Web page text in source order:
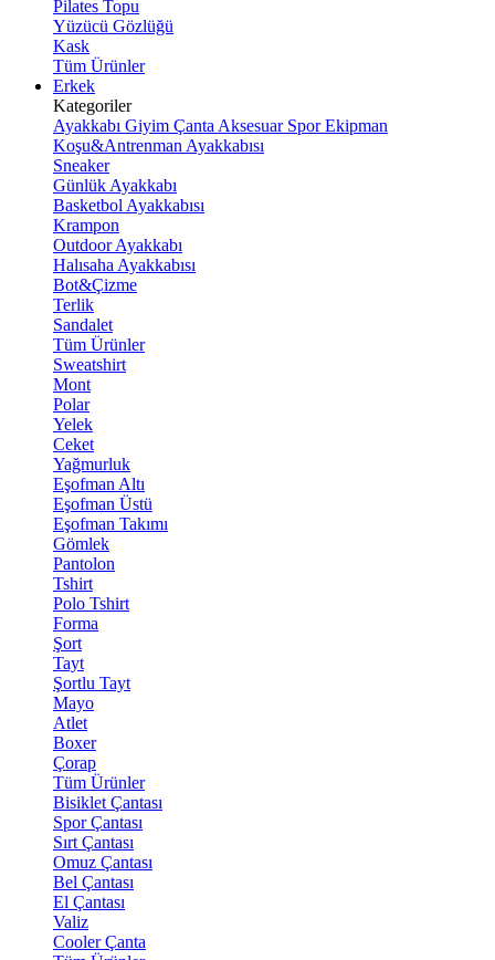
Pilates Topu
Yüzücü Gözlüğü
Kask
Tüm Ürünler
Erkek
Kategoriler
Ayakkabı Giyim Çanta Aksesuar Spor Ekipman
Koşu&Antrenman Ayakkabısı
Sneaker
Günlük Ayakkabı
Basketbol Ayakkabısı
Krampon
Outdoor Ayakkabı
Halısaha Ayakkabısı
Bot&Çizme
Terlik
Sandalet
Tüm Ürünler
Sweatshirt
Mont
Polar
Yelek
Ceket
Yağmurluk
Eşofman Altı
Eşofman Üstü
Eşofman Takımı
Gömlek
Pantolon
Tshirt
Polo Tshirt
Forma
Şort
Tayt
Şortlu Tayt
Mayo
Atlet
Boxer
Çorap
Tüm Ürünler
Bisiklet Çantası
Spor Çantası
Sırt Çantası
Omuz Çantası
Bel Çantası
El Çantası
Valiz
Cooler Çanta